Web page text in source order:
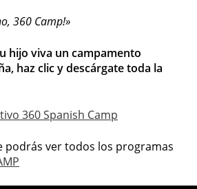
360 Camp!»
hijo viva un campamento
haz clic y descárgate toda la
360 Spanish Camp
podrás ver todos los programas